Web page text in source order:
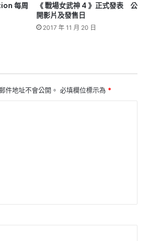
每周
《 戰場女武神 4 》正式發表 公
開影片及發售日
2017 年 11 月 20 日
件地址不會公開。 必填欄位標示為 *